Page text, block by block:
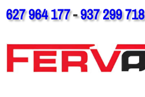
627 964 177-937 299 718